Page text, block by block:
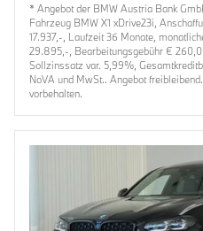
* Angebot der BMW Austria Bank
Fahrzeug BMW X1 xDrive23i,
17.937,-, Laufzeit 36 Monate,
29.895,-, Bearbeitungsgebühr €
Sollzinssatz var. 5,99%,
NoVA und MwSt.. Angebot
vorbehalten.